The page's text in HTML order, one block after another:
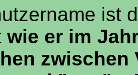
ist
wie er im
zwischen